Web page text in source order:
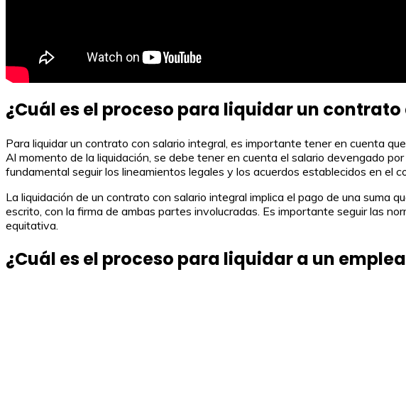
¿Cuál es el proceso para liquidar un
Para liquidar un contrato con salario integral, es importante tener en cuenta
Al momento de la liquidación, se debe tener en cuenta el salario devengado
fundamental seguir los lineamientos legales y los acuerdos establecidos en el
La liquidación de un contrato con salario integral implica el pago de una suma
escrito, con la firma de ambas partes involucradas. Es importante seguir las
equitativa.
¿Cuál es el proceso para liquidar a un